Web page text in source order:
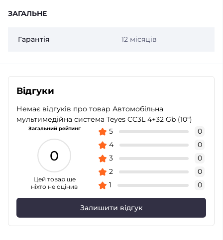
ЗАГАЛЬНЕ
Гарантія 12 місяців
Відгуки
Немає відгуків про товар Автомобільна
мультимедійна система Teyes CC3L 4+32 Gb (10")
Загальний рейтинг
0
Цей товар ще
ніхто не оцінив
5
0
4
0
3
0
2
0
1
0
Залишити відгук